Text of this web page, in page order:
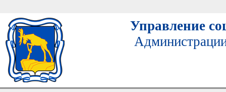
Управление